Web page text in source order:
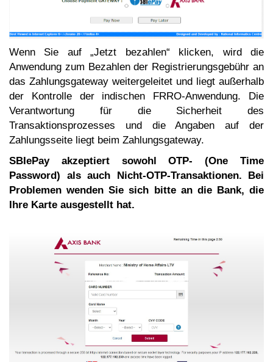
Wenn Sie auf „Jetzt bezahlen“ klicken, wird die
Anwendung zum Bezahlen der Registrierungsgebühr an
das Zahlungsgateway weitergeleitet und liegt außerhalb
der Kontrolle der indischen FRRO-Anwendung. Die
Verantwortung für die Sicherheit des
Transaktionsprozesses und die Angaben auf der
Zahlungsseite liegt beim Zahlungsgateway.
SBIePay akzeptiert sowohl OTP- (One Time
Password) als auch Nicht-OTP-Transaktionen. Bei
Problemen wenden Sie sich bitte an die Bank, die
Ihre Karte ausgestellt hat.